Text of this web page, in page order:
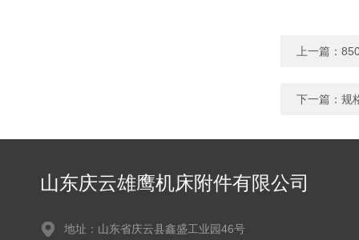
上一篇：
下一篇： 规
山东庆云雄鹰机床附件有限公司
地址：山东省庆云县鑫盛工业园46号